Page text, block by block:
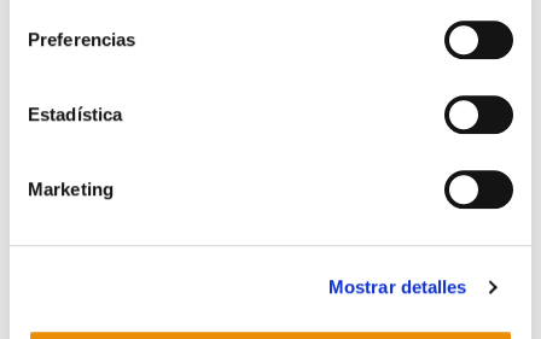
Preferencias
Estadística
Marketing
Mostrar detalles
Telf. +33 (0) 559 25 65 52
Mastodon